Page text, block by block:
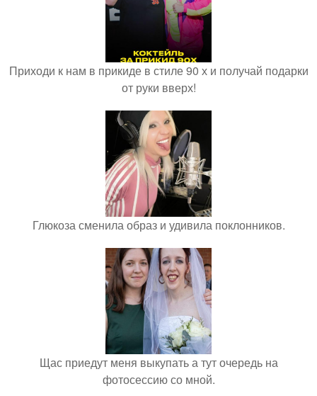
Приходи к нам в прикиде в стиле 90 х и получай подарки
от руки вверх!
Глюкоза сменила образ и удивила поклонников.
Щас приедут меня выкупать а тут очередь на
фотосессию со мной.